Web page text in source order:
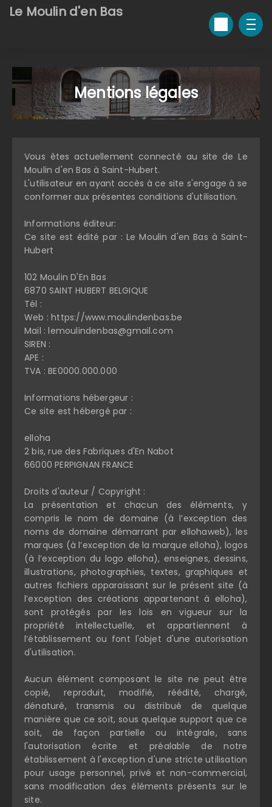
Le Moulin d'en Bas
Mentions légales
Vous êtes actuellement connecté au site de Le
Moulin d'en Bas à Saint-Hubert.
L'utilisateur en ayant accès à ce site s'engage à se
conformer aux présentes conditions d'utilisation.
Informations éditeur:
Ce site est édité par : Le Moulin d'en Bas à Saint-
Hubert
102 Moulin D'En Bas
6870 SAINT HUBERT BELGIQUE
Tél :
Web : https://www.moulindenbas.be
Mail : lemoulindenbas@gmail.com
SIREN :
APE :
TVA : BE0000.000.000
Informations hébergeur :
Ce site est hébergé par :
elloha
2 bis, rue des Fabriques d'En Nabot
66000 PERPIGNAN FRANCE
Droits d'auteur / Copyright :
La présentation et chacun des éléments, y
compris le nom de domaine (à l’exception des
noms de domaine démarrant par ellohaweb), les
marques (à l’exception de la marque elloha), logos
(à l’exception du logo elloha), enseignes, dessins,
illustrations, photographies, textes, graphiques et
autres fichiers apparaissant sur le présent site (à
l’exception des créations appartenant à elloha),
sont protégés par les lois en vigueur sur la
propriété intellectuelle, et appartiennent à
l’établissement ou font l'objet d'une autorisation
d'utilisation.
Aucun élément composant le site ne peut être
copié, reproduit, modifié, réédité, chargé,
dénaturé, transmis ou distribué de quelque
manière que ce soit, sous quelque support que ce
soit, de façon partielle ou intégrale, sans
l'autorisation écrite et préalable de notre
établissement à l'exception d'une stricte utilisation
pour usage personnel, privé et non-commercial,
sans modification des éléments présents sur le
site.